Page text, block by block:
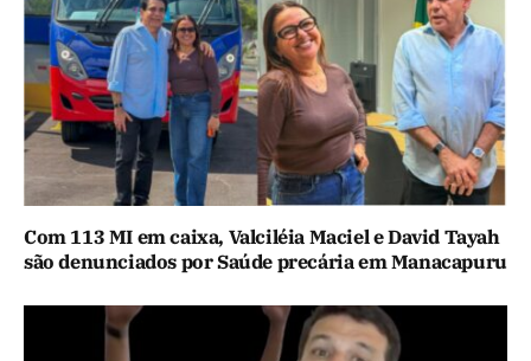
Com 113 MI em caixa, Valciléia Maciel e David Tayah
são denunciados por Saúde precária em Manacapuru